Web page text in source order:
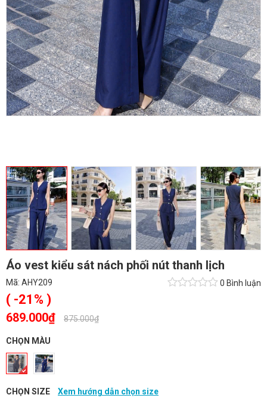
Áo vest kiểu sát nách phối nút thanh lịch
Mã: AHY209 0 Bình luận
( -21% )
689.000₫ 875.000₫
CHỌN MÀU
CHỌN SIZE Xem hướng dẫn chọn size